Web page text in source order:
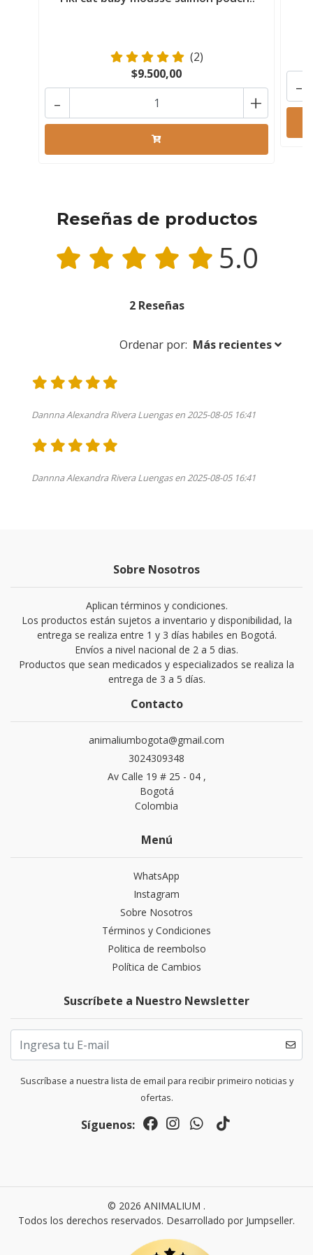
(2)
$9.500,00
- +
-
Reseñas de productos
5.0
2 Reseñas
Ordenar por: Más recientes
Dannna Alexandra Rivera Luengas en 2025-08-05 16:41
Dannna Alexandra Rivera Luengas en 2025-08-05 16:41
Sobre Nosotros
Aplican términos y condiciones.
Los productos están sujetos a inventario y disponibilidad, la
entrega se realiza entre 1 y 3 días habiles en Bogotá.
Envíos a nivel nacional de 2 a 5 dias.
Productos que sean medicados y especializados se realiza la
entrega de 3 a 5 días.
Contacto
animaliumbogota@gmail.com
3024309348
Av Calle 19 # 25 - 04 ,
Bogotá
Colombia
Menú
WhatsApp
Instagram
Sobre Nosotros
Términos y Condiciones
Politica de reembolso
Política de Cambios
Suscríbete a Nuestro Newsletter
Suscríbase a nuestra lista de email para recibir primeiro noticias y
ofertas.
Síguenos:
© 2026 ANIMALIUM .
Todos los derechos reservados. Desarrollado por Jumpseller.